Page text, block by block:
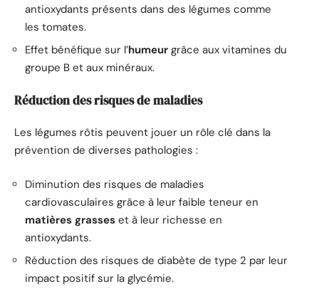
antioxydants présents dans des légumes comme
les tomates.
Effet bénéfique sur l’humeur grâce aux vitamines du
groupe B et aux minéraux.
Réduction des risques de maladies
Les légumes rôtis peuvent jouer un rôle clé dans la
prévention de diverses pathologies :
Diminution des risques de maladies
cardiovasculaires grâce à leur faible teneur en
matières grasses et à leur richesse en
antioxydants.
Réduction des risques de diabète de type 2 par leur
impact positif sur la glycémie.